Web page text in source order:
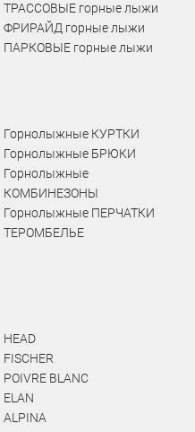
ТРАССОВЫЕ горные лыжи
ФРИРАЙД горные лыжи
ПАРКОВЫЕ горные лыжи
Горнолыжные КУРТКИ
Горнолыжные БРЮКИ
Горнолыжные
КОМБИНЕЗОНЫ
Горнолыжные ПЕРЧАТКИ
ТЕРОМБЕЛЬЕ
HEAD
FISCHER
POIVRE BLANC
ELAN
ALPINA